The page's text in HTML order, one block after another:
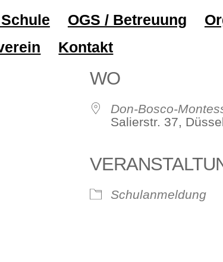
OGS / Betreuung
Kontakt
WO
Don-Bosco-
Salierstr. 37,
Schulanmeldung